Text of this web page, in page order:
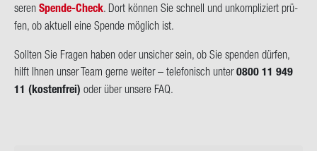
se­ren Spende-​Check. Dort kön­nen Sie schnell und un­kom­pli­ziert prü­
fen, ob ak­tu­ell eine Spen­de mög­lich ist.
Soll­ten Sie Fra­gen haben oder un­si­cher sein, ob Sie spen­den dür­fen,
hilft Ihnen unser Team gerne wei­ter – te­le­fo­nisch unter0800 11 949
11 (kos­ten­frei) oder über un­se­re FAQ.